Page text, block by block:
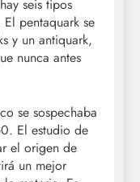
seis tipos
pentaquark se
y un antiquark,
nunca antes
se sospechaba
El estudio de
el origen de
un mejor